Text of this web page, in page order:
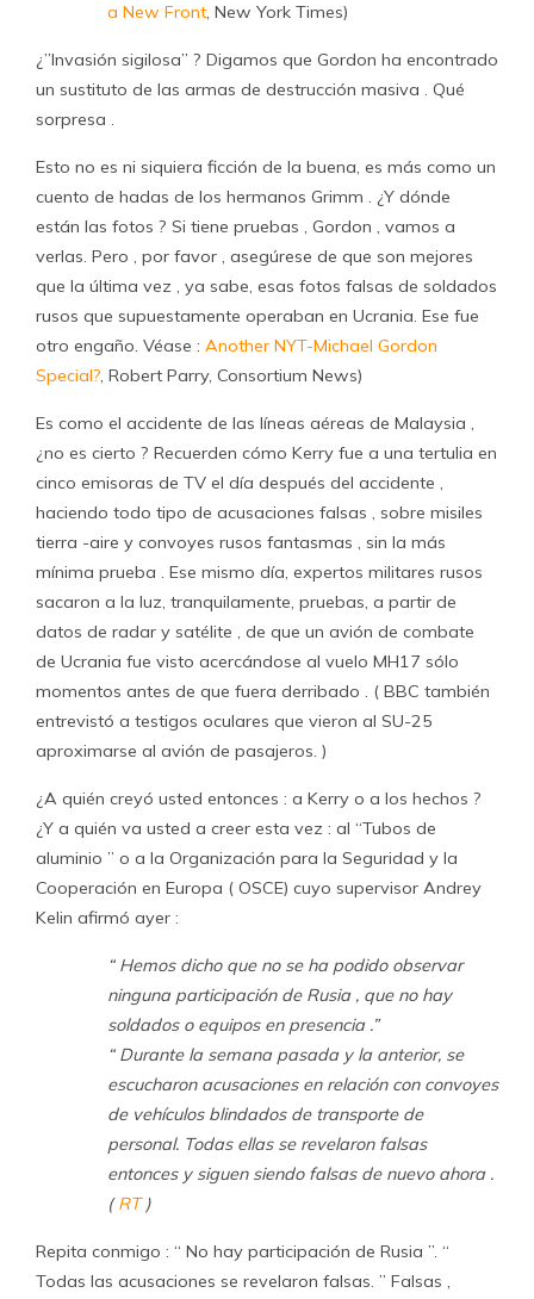
a New Front, New York Times)
¿”Invasión sigilosa” ? Digamos que Gordon ha encontrado
un sustituto de las armas de destrucción masiva . Qué
sorpresa .
Esto no es ni siquiera ficción de la buena, es más como un
cuento de hadas de los hermanos Grimm . ¿Y dónde
están las fotos ? Si tiene pruebas , Gordon , vamos a
verlas. Pero , por favor , asegúrese de que son mejores
que la última vez , ya sabe, esas fotos falsas de soldados
rusos que supuestamente operaban en Ucrania. Ese fue
otro engaño. Véase : Another NYT-Michael Gordon
Special?, Robert Parry, Consortium News)
Es como el accidente de las líneas aéreas de Malaysia ,
¿no es cierto ? Recuerden cómo Kerry fue a una tertulia en
cinco emisoras de TV el día después del accidente ,
haciendo todo tipo de acusaciones falsas , sobre misiles
tierra -aire y convoyes rusos fantasmas , sin la más
mínima prueba . Ese mismo día, expertos militares rusos
sacaron a la luz, tranquilamente, pruebas, a partir de
datos de radar y satélite , de que un avión de combate
de Ucrania fue visto acercándose al vuelo MH17 sólo
momentos antes de que fuera derribado . ( BBC también
entrevistó a testigos oculares que vieron al SU-25
aproximarse al avión de pasajeros. )
¿A quién creyó usted entonces : a Kerry o a los hechos ?
¿Y a quién va usted a creer esta vez : al “Tubos de
aluminio ” o a la Organización para la Seguridad y la
Cooperación en Europa ( OSCE) cuyo supervisor Andrey
Kelin afirmó ayer :
“ Hemos dicho que no se ha podido observar
ninguna participación de Rusia , que no hay
soldados o equipos en presencia .”
“ Durante la semana pasada y la anterior, se
escucharon acusaciones en relación con convoyes
de vehículos blindados de transporte de
personal. Todas ellas se revelaron falsas
entonces y siguen siendo falsas de nuevo ahora .
(RT)
Repita conmigo : “ No hay participación de Rusia ”. “
Todas las acusaciones se revelaron falsas. ” Falsas ,